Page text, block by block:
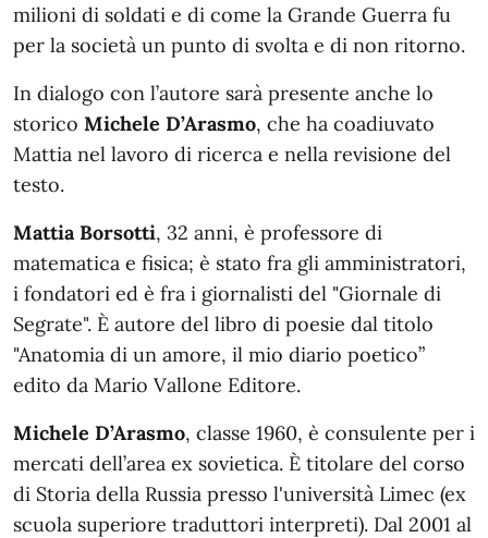
milioni di soldati e di come la Grande Guerra fu
per la società un punto di svolta e di non ritorno.
In dialogo con l’autore sarà presente anche lo
storico Michele D’Arasmo, che ha coadiuvato
Mattia nel lavoro di ricerca e nella revisione del
testo.
Mattia Borsotti, 32 anni, è professore di
matematica e fisica; è stato fra gli amministratori,
i fondatori ed è fra i giornalisti del "Giornale di
Segrate". È autore del libro di poesie dal titolo
"Anatomia di un amore, il mio diario poetico”
edito da Mario Vallone Editore.
Michele D’Arasmo, classe 1960, è consulente per i
mercati dell’area ex sovietica. È titolare del corso
di Storia della Russia presso l'università Limec (ex
scuola superiore traduttori interpreti). Dal 2001 al